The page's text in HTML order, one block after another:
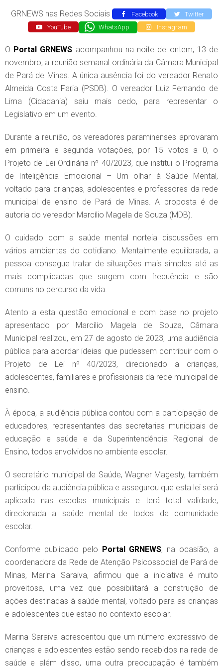
GRNEWS nas Redes Sociais Facebook
Twitter
YouTube
WhatsApp Instagram
O Portal GRNEWS acompanhou na noite de ontem, 13 de
novembro, a reunião semanal ordinária da Câmara Municipal
de Pará de Minas. A única ausência foi do vereador Renato
Almeida Costa Faria (PSDB). O vereador Luiz Fernando de
Lima (Cidadania) saiu mais cedo, para representar o
Legislativo em um evento.
Durante a reunião, os vereadores paraminenses aprovaram
em primeira e segunda votações, por 15 votos a 0, o
Projeto de Lei Ordinária nº 40/2023, que institui o Programa
de Inteligência Emocional – Um olhar à Saúde Mental,
voltado para crianças, adolescentes e professores da rede
municipal de ensino de Pará de Minas. A proposta é de
autoria do vereador Marcílio Magela de Souza (MDB).
O cuidado com a saúde mental norteia discussões em
vários ambientes do cotidiano. Mentalmente equilibrada, a
pessoa consegue tratar de situações mais simples até as
mais complicadas que surgem com frequência e são
comuns no percurso da vida.
Atento a esta questão emocional e com base no projeto
apresentado por Marcílio Magela de Souza, Câmara
Municipal realizou, em 27 de agosto de 2023, uma audiência
pública para abordar ideias que pudessem contribuir com o
Projeto de Lei nº 40/2023, direcionado a crianças,
adolescentes, familiares e profissionais da rede municipal de
ensino.
À época, a audiência pública contou com a participação de
educadores, representantes das secretarias municipais de
educação e saúde e da Superintendência Regional de
Ensino, todos envolvidos no ambiente escolar.
O secretário municipal de Saúde, Wagner Magesty, também
participou da audiência pública e assegurou que esta lei será
aplicada nas escolas municipais e terá total validade,
direcionada a saúde mental de todos da comunidade
escolar.
Conforme publicado pelo Portal GRNEWS, na ocasião, a
coordenadora da Rede de Atenção Psicossocial de Pará de
Minas, Marina Saraiva, afirmou que a iniciativa é muito
proveitosa, uma vez que possibilitará a construção de
ações destinadas à saúde mental, voltado para as crianças
e adolescentes que estão no contexto escolar.
Marina Saraiva acrescentou que um número expressivo de
crianças e adolescentes estão sendo recebidos na rede de
saúde e além disso, uma outra preocupação é também